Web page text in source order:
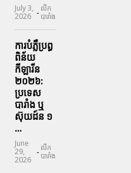
July 3,
2026 - លីក
បារាំង
ការបំភ្លឺប្រព្ធ​
ពិន័យ​
កីឡារីន​
២០២៦:
ប្រទេស​
បារាំង​ ឬ​
ស៊ុយដ៍ន​ ១
...
June
29,
2026
- លីក
បារាំង